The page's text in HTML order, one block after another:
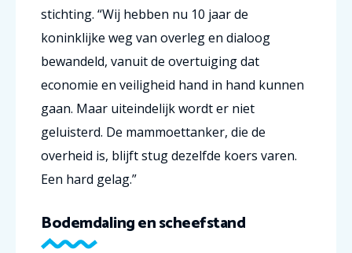
stichting. “Wij hebben nu 10 jaar de
koninklijke weg van overleg en dialoog
bewandeld, vanuit de overtuiging dat
economie en veiligheid hand in hand kunnen
gaan. Maar uiteindelijk wordt er niet
geluisterd. De mammoettanker, die de
overheid is, blijft stug dezelfde koers varen.
Een hard gelag.”
Bodemdaling en scheefstand